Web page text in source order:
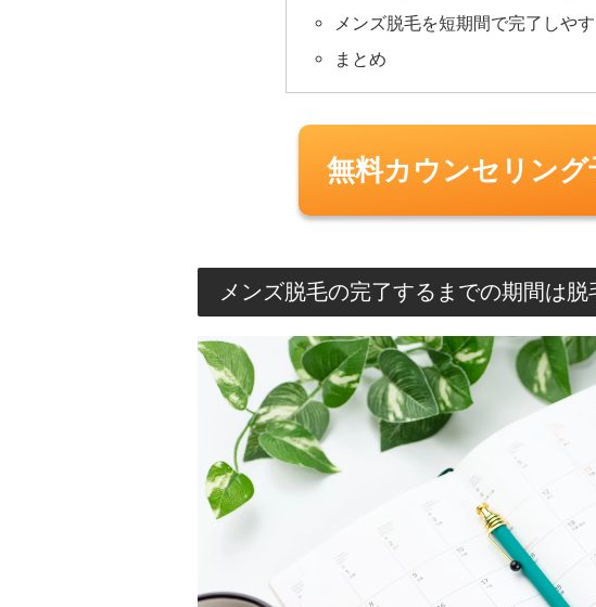
メンズ脱毛を短期間で完了しや
まとめ
無料カウンセリング
メンズ脱毛の完了するまでの期間は